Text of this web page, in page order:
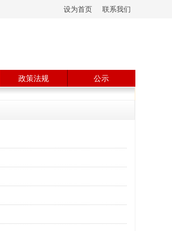
联系我们
设为首页
政策法规 公示